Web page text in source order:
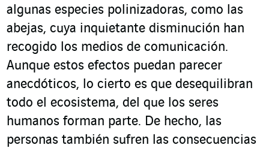
algunas especies polinizadoras, como las
abejas, cuya inquietante disminución han
recogido los medios de comunicación.
Aunque estos efectos puedan parecer
anecdóticos, lo cierto es que desequilibran
todo el ecosistema, del que los seres
humanos forman parte. De hecho, las
personas también sufren las consecuencias